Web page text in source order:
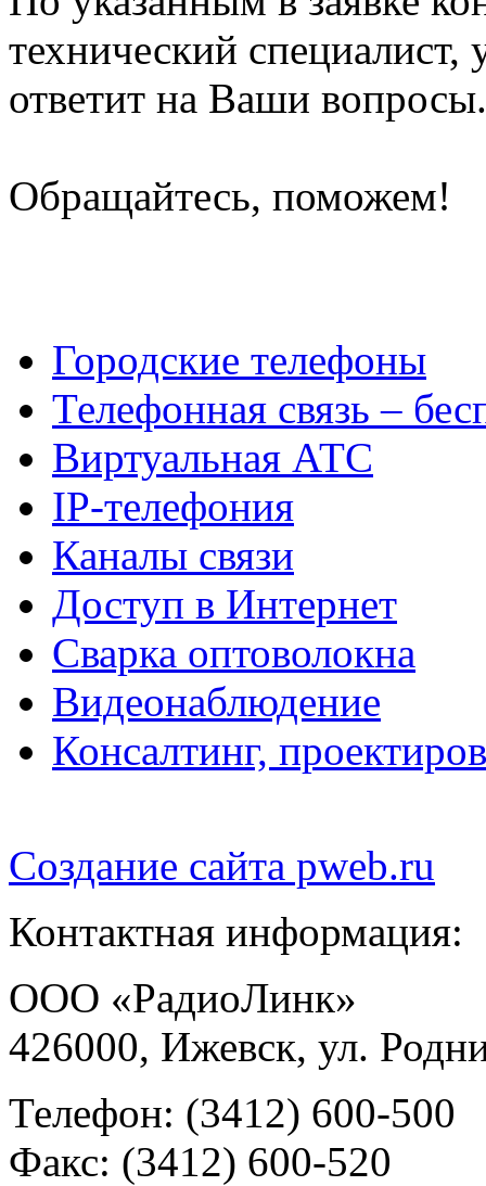
технический
ответит на Ваши вопросы.
Обращайтесь, поможем!
Городские телефоны
Телефонная связь –
Виртуальная АТС
IP-телефония
Каналы связи
Доступ в Интернет
Сварка оптоволокна
Видеонаблюдение
Консалтинг,
Создание сайта pweb.ru
Контактная информация:
ООО «РадиоЛинк»
426000, Ижевск, ул.
Телефон: (3412) 600-500
Факс: (3412) 600-520